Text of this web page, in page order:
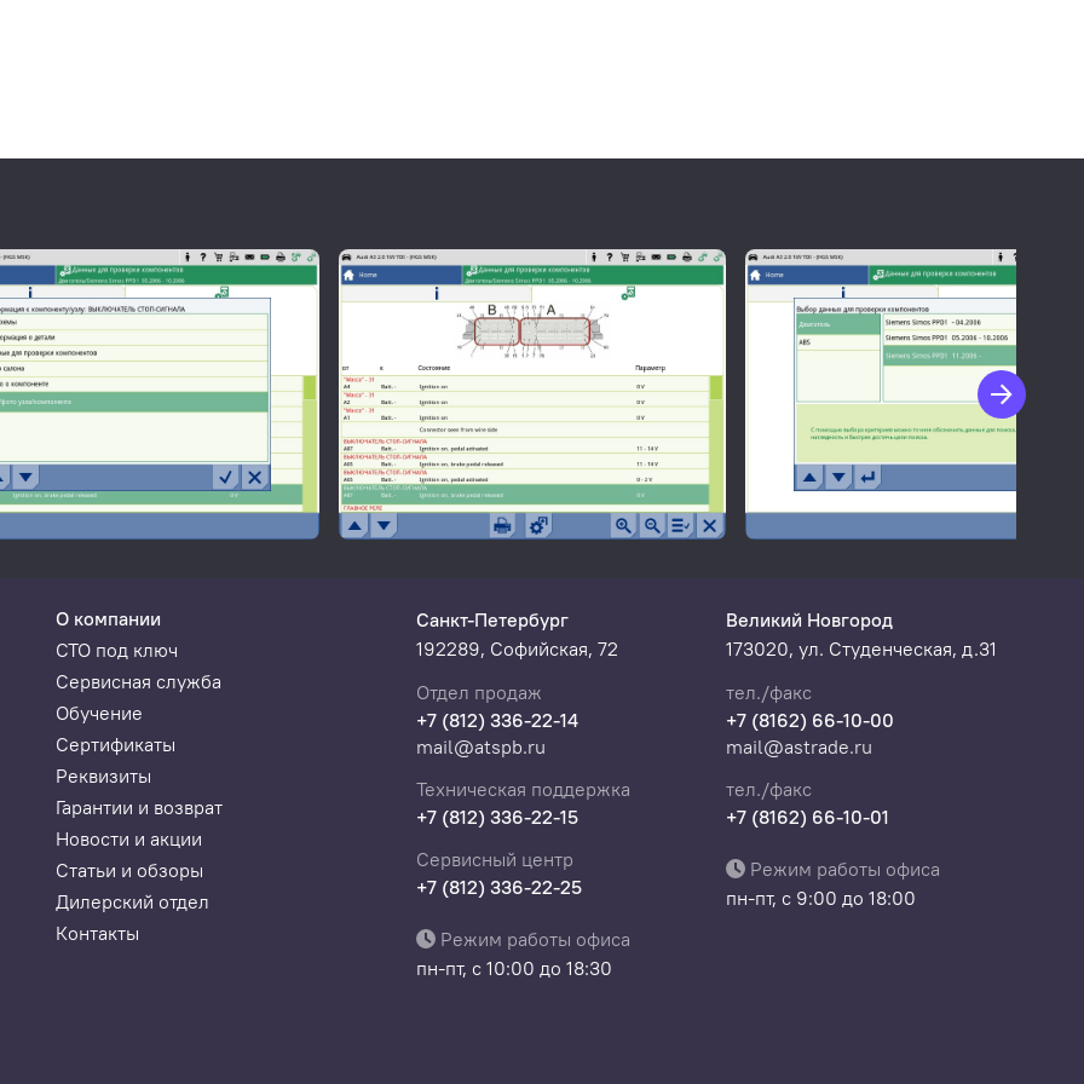
диагноста информацией, такой как: описание компонентов, нормативные
и технические данные для её устранения по кодам ошибок DTC.
и доступен онлайн в течение 24 часов.
службу поддержки Hella Gutmann Solutions.
поддержки Gutmann, отвечающие за конкретную марку автомобилей, в
помогают решить наиболее сложные проблемы в кратчайшие
PWM, ISO15765-4 Highspeed, Middlespeed, Lowspeed and Singlewire CAN
4 А
батарея, 3300 мА
О компании
СТО под ключ
Сервисная служба
Обучение
Сертификаты
Реквизиты
Гарантии и возврат
Новости и акции
Статьи и обзоры
Дилерский отдел
Контакты
Санкт-Петербург
192289, Софийская, 72
Отдел продаж
+7 (812) 336-22-14
mail@atspb.ru
Техническая поддержка
+7 (812) 336-22-15
Сервисный центр
+7 (812) 336-22-25
Режим работы офиса
пн-пт, с 10:00 до 18:30
Великий Новгород
173020, ул. Студенческая, д.31
тел./факс
+7 (8162) 66-10-00
mail@astrade.ru
тел./факс
+7 (8162) 66-10-01
Режим работы офиса
пн-пт, с 9:00 до 18:00